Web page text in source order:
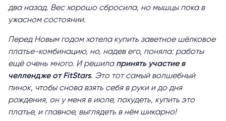
два назад. Вес хорошо сбросила, но мышцы пока в
ужасном состоянии.
Перед Новым годом хотела купить заветное шёлковое
платье-комбинацию, но, надев его, поняла: работы
ещё очень много. И решила принять участие в
челлендже от FitStars. Это тот самый волшебный
пинок, чтобы снова взять себя в руки и до дня
рождения, он у меня в июле, похудеть, купить это
платье, и главное, выглядеть в нём шикарно!